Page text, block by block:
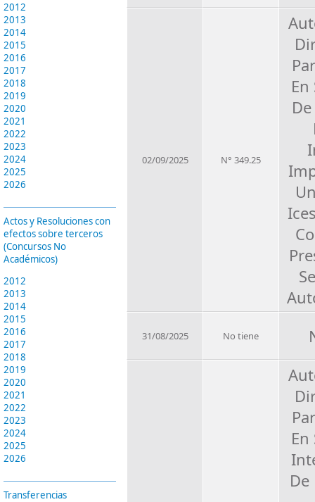
2012
2013
2014
2015
2016
2017
2018
2019
2020
2021
2022
2023
2024
2025
2026
Actos y Resoluciones con
efectos sobre terceros
(Concursos No
Académicos)
2012
2013
2014
2015
2016
2017
2018
2019
2020
2021
2022
2023
2024
2025
2026
Transferencias
02/09/2025 N° 349.25
31/08/2025 No tiene